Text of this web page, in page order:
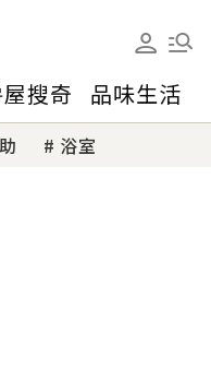
搜奇 品味生活
浴室